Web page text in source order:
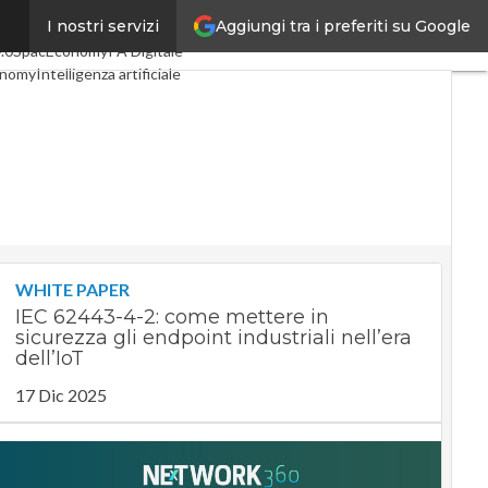
Aggiungi tra i preferiti su Google
I nostri servizi
Digital EconomyTelco
SpacEconomyPA Digitale
Intelligenza artificiale
WHITE PAPER
IEC 62443-4-2: come mettere in
sicurezza gli endpoint industriali nell’era
dell’IoT
17 Dic 2025